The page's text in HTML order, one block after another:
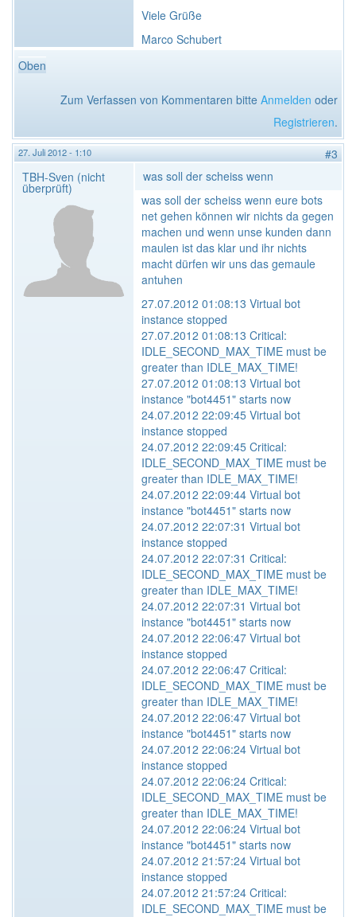
Viele Grüße
Marco Schubert
Oben
Zum Verfassen von Kommentaren bitte Anmelden oder
Registrieren.
27. Juli 2012 - 1:10
#3
TBH-Sven (nicht
überprüft)
was soll der scheiss wenn
was soll der scheiss wenn eure bots
net gehen können wir nichts da gegen
machen und wenn unse kunden dann
maulen ist das klar und ihr nichts
macht dürfen wir uns das gemaule
antuhen
27.07.2012 01:08:13 Virtual bot
instance stopped
27.07.2012 01:08:13 Critical:
IDLE_SECOND_MAX_TIME must be
greater than IDLE_MAX_TIME!
27.07.2012 01:08:13 Virtual bot
instance "bot4451" starts now
24.07.2012 22:09:45 Virtual bot
instance stopped
24.07.2012 22:09:45 Critical:
IDLE_SECOND_MAX_TIME must be
greater than IDLE_MAX_TIME!
24.07.2012 22:09:44 Virtual bot
instance "bot4451" starts now
24.07.2012 22:07:31 Virtual bot
instance stopped
24.07.2012 22:07:31 Critical:
IDLE_SECOND_MAX_TIME must be
greater than IDLE_MAX_TIME!
24.07.2012 22:07:31 Virtual bot
instance "bot4451" starts now
24.07.2012 22:06:47 Virtual bot
instance stopped
24.07.2012 22:06:47 Critical:
IDLE_SECOND_MAX_TIME must be
greater than IDLE_MAX_TIME!
24.07.2012 22:06:47 Virtual bot
instance "bot4451" starts now
24.07.2012 22:06:24 Virtual bot
instance stopped
24.07.2012 22:06:24 Critical:
IDLE_SECOND_MAX_TIME must be
greater than IDLE_MAX_TIME!
24.07.2012 22:06:24 Virtual bot
instance "bot4451" starts now
24.07.2012 21:57:24 Virtual bot
instance stopped
24.07.2012 21:57:24 Critical:
IDLE_SECOND_MAX_TIME must be